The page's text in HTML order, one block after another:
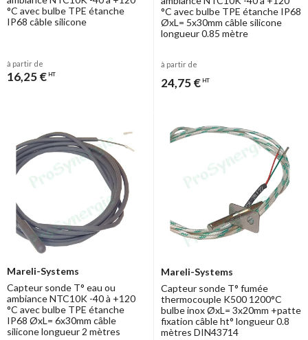
°C avec bulbe TPE étanche
IP68 câble silicone
à partir de
16,25 € HT
°C avec bulbe TPE étanche IP68
ØxL= 5x30mm câble silicone
longueur 0.85 mètre
à partir de
24,75 € HT
Mareli-Systems
Capteur sonde T° eau ou
ambiance NTC10K -40 à +120
°C avec bulbe TPE étanche
IP68 ØxL= 6x30mm câble
silicone longueur 2 mètres
Mareli-Systems
Capteur sonde T° fumée
thermocouple K500 1200°C
bulbe inox ØxL= 3x20mm +patte
fixation câble ht° longueur 0.8
mètres DIN43714